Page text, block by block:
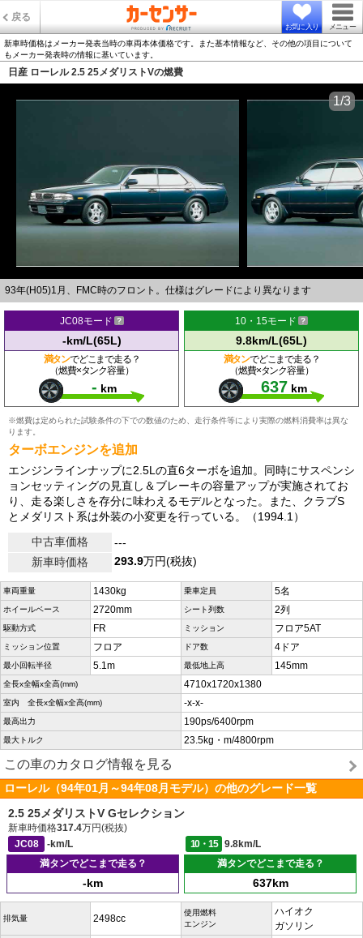
戻る
お気に入り メニュー
新車時価格はメーカー発表当時の車両本体価格です。また基本情報など、その他の項目について
もメーカー発表時の情報に基いています。
日産 ローレル 2.5 25メダリストVの燃費
93年(H05)1月、FMC時のフロント。仕様はグレードにより異なります
1/3
JC08モード
-km/L(65L)
満タンでどこまで走る？
（燃費×タンク容量）
- km
10・15モード
9.8km/L(65L)
満タンでどこまで走る？
（燃費×タンク容量）
637 km
※燃費は定められた試験条件の下での数値のため、走行条件等により実際の燃料消費率は異な
ります。
ターボエンジンを追加
エンジンラインナップに2.5Lの直6ターボを追加。同時にサスペンシ
ョンセッティングの見直し＆ブレーキの容量アップが実施されてお
り、走る楽しさを存分に味わえるモデルとなった。また、クラブS
とメダリスト系は外装の小変更を行っている。（1994.1）
中古車価格
---
新車時価格
293.9万円(税抜)
車両重量 1430kg 乗車定員 5名
ホイールベース 2720mm シート列数 2列
駆動方式 FR ミッション フロア5AT
ミッション位置 フロア ドア数 4ドア
最小回転半径 5.1m 最低地上高 145mm
全長x全幅x全高(mm) 4710x1720x1380
室内 全長x全幅x全高(mm) -x-x-
最高出力 190ps/6400rpm
最大トルク 23.5kg・m/4800rpm
この車のカタログ情報を見る
ローレル（94年01月～94年08月モデル）の他のグレード一覧
2.5 25メダリストV Gセレクション
新車時価格317.4万円(税抜)
JC08
-km/L 10・15
9.8km/L
満タンでどこまで走る？
-km
満タンでどこまで走る？
637km
排気量 2498cc
使用燃料
エンジン
ハイオク
ガソリン